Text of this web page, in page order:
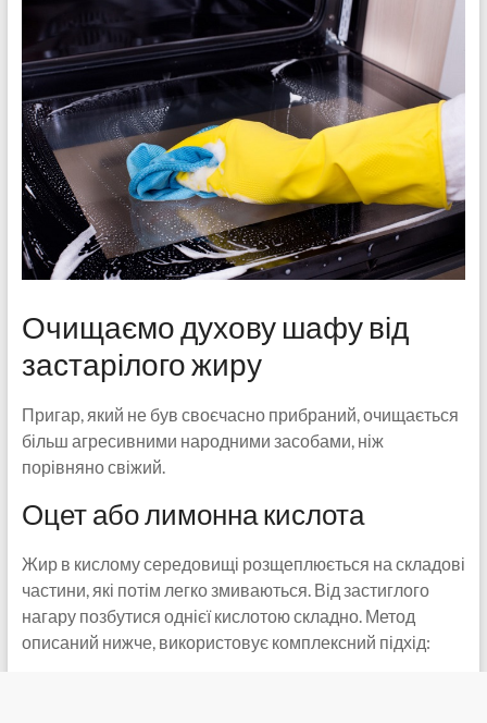
Очищаємо духову шафу від
застарілого жиру
Пригар, який не був своєчасно прибраний, очищається
більш агресивними народними засобами, ніж
порівняно свіжий.
Оцет або лимонна кислота
Жир в кислому середовищі розщеплюється на складові
частини, які потім легко змиваються. Від застиглого
нагару позбутися однієї кислотою складно. Метод
описаний нижче, використовує комплексний підхід: